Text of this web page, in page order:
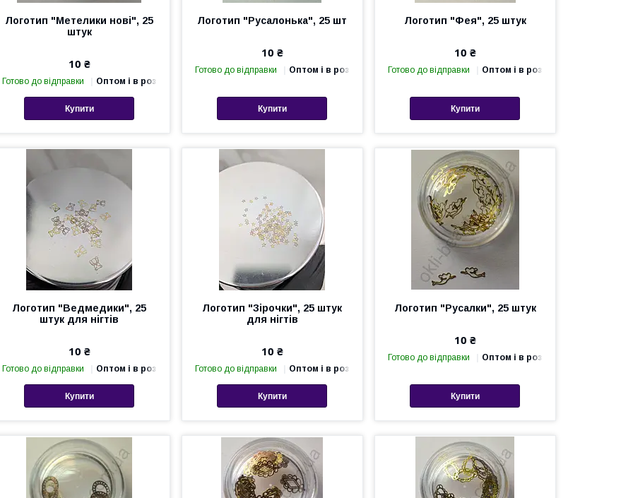
Логотип "Метелики нові", 25
штук
10 ₴
Готово до відправки Оптом і в роздріб
Купити
Логотип "Русалонька", 25 шт
10 ₴
Готово до відправки Оптом і в роздріб
Купити
Логотип "Фея", 25 штук
10 ₴
Готово до відправки Оптом і в роздріб
Купити
Логотип "Ведмедики", 25
штук для нігтів
10 ₴
Готово до відправки Оптом і в роздріб
Купити
Логотип "Зірочки", 25 штук
для нігтів
10 ₴
Готово до відправки Оптом і в роздріб
Купити
Логотип "Русалки", 25 штук
10 ₴
Готово до відправки Оптом і в роздріб
Купити